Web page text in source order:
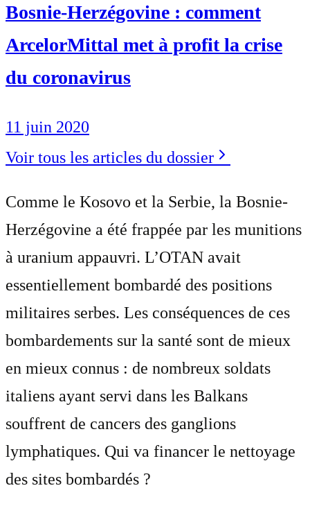
Bosnie-Herzégovine : comment
ArcelorMittal met à profit la crise
du coronavirus
11 juin 2020
Voir tous les articles du dossier
Comme le Kosovo et la Serbie, la Bosnie-
Herzégovine a été frappée par les munitions
à uranium appauvri. L’OTAN avait
essentiellement bombardé des positions
militaires serbes. Les conséquences de ces
bombardements sur la santé sont de mieux
en mieux connus : de nombreux soldats
italiens ayant servi dans les Balkans
souffrent de cancers des ganglions
lymphatiques. Qui va financer le nettoyage
des sites bombardés ?